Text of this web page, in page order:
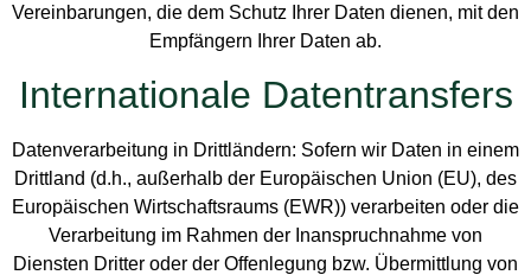
Vereinbarungen, die dem Schutz Ihrer Daten dienen, mit den
Empfängern Ihrer Daten ab.
Internationale Datentransfers
Datenverarbeitung in Drittländern: Sofern wir Daten in einem
Drittland (d.h., außerhalb der Europäischen Union (EU), des
Europäischen Wirtschaftsraums (EWR)) verarbeiten oder die
Verarbeitung im Rahmen der Inanspruchnahme von
Diensten Dritter oder der Offenlegung bzw. Übermittlung von